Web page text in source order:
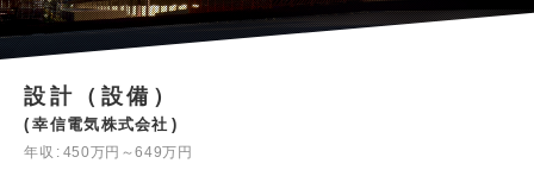
設計（設備）
幸信電気株式会社
年収
450万円～649万円